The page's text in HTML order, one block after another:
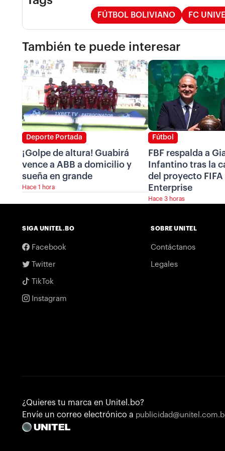
FÚTBOL BOLIVIANO FC
También te puede interesar
Deporte Portada
¡Golpe de altura! Guabirá
vence a ABB a domicilio y
sueña en grande
Hace 1 hora
Fútbol
FBF respalda a
Infantino tras la
del proyecto
Enterprise
Hace 3 horas
SIGA UNITEL.BO
Facebook
Twitter
TikTok
Instagram
SOBRE UNITEL
Contáctanos
Legales
¿Quieres tu marca en Unitel.bo?
Envíe un correo electrónico a